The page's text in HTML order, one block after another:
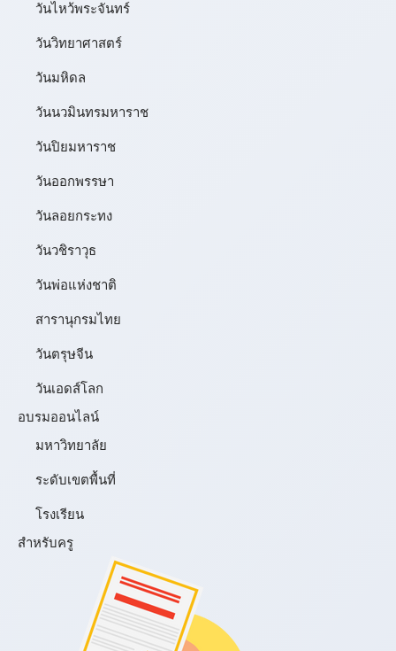
วันไหว้พระจันทร์​
วันวิทยาศาสตร์
วันมหิดล
วันนวมินทรมหาราช
วันปิยมหาราช
วันออกพรรษา
วันลอยกระทง
วันวชิราวุธ
วันพ่อแห่งชาติ
สารานุกรมไทย
วันตรุษจีน
วันเอดส์โลก
อบรมออนไลน์
มหาวิทยาลัย
ระดับเขตพื้นที่
โรงเรียน
สำหรับครู